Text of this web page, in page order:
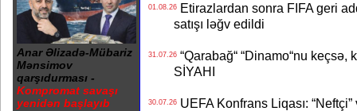
Anar Əlizadə-Mübariz
Mənsimov
qarşıdurması -
Kompromat savaşı
yenidən başlayıb
01.08.26Etirazlardan sonra FIFA geri
satışı ləğv edildi
31.07.26“Qarabağ“ “Dinamo“nu keçsə,
SİYAHI
30.07.26UEFA Konfrans Liqası: “Neftçi”